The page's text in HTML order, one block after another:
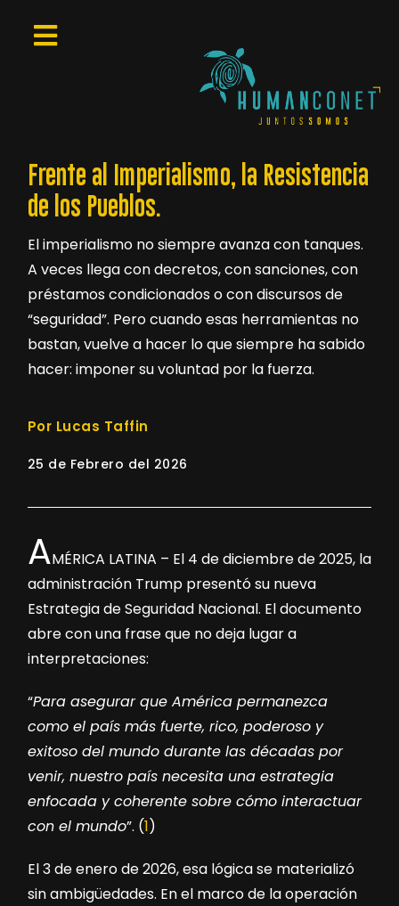
Frente al Imperialismo, la Resistencia
de los Pueblos.
El imperialismo no siempre avanza con tanques.
A veces llega con decretos, con sanciones, con
préstamos condicionados o con discursos de
“seguridad”. Pero cuando esas herramientas no
bastan, vuelve a hacer lo que siempre ha sabido
hacer: imponer su voluntad por la fuerza.
Por Lucas Taffin
25 de Febrero del 2026
AMÉRICA LATINA – El 4 de diciembre de 2025, la
administración Trump presentó su nueva
Estrategia de Seguridad Nacional. El documento
abre con una frase que no deja lugar a
interpretaciones:
“Para asegurar que América permanezca
como el país más fuerte, rico, poderoso y
exitoso del mundo durante las décadas por
venir, nuestro país necesita una estrategia
enfocada y coherente sobre cómo interactuar
con el mundo”. (1)
El 3 de enero de 2026, esa lógica se materializó
sin ambigüedades. En el marco de la operación